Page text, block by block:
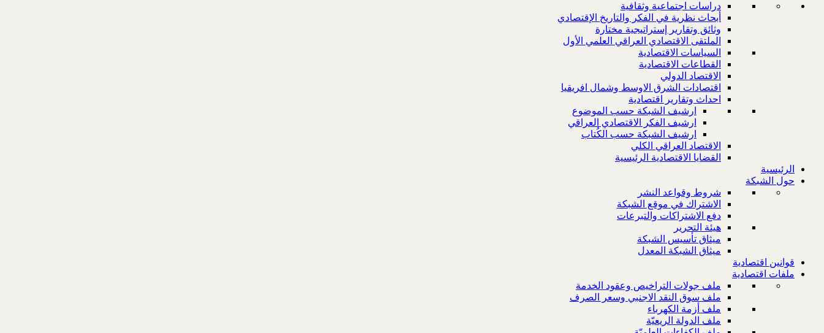
دراسات اجتماعية وثقافية
أبحاث نظرية في الفكر والتاريخ الإقتصادي
وثائق وتقارير إستراتيجية مختارة
الملتقى الاقتصادي العراقي العلمي الأول
السياسات الاقتصادية
القطاعات الاقتصادية
الاقتصاد الدولي
اقتصادات الشرق الاوسط وشمال افريقيا
احداث وتقارير اقتصادية
ارشيف الشبكة حسب الموضوع
ارشيف الفكر الاقتصادي العراقي
ارشيف الشبكة حسب الكُتاب
الاقتصاد العراقي الكلي
القضايا الاقتصادية الرئيسية
الرئيسية
حول الشبكة
شروط وقواعد النشر
الاشتراك في موقع الشبكة
دفع الاشتراكات والتبرعات
هيئة التحرير
ميثاق تأسيس الشبكة
ميثاق الشبكة المعدل
قوانين اقتصادية
ملفات اقتصادية
ملف جولات التراخيص وعقود الخدمة
ملف سوق النقد الاجنبي وسعر الصرف
ملف أزمة الكهرباء
ملف الدولة الريعيّة